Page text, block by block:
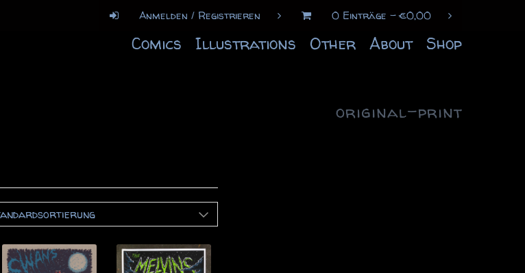
Anmelden / Registrieren 0 Einträge €0,00
Comics Illustrations Other About Shop
original-print